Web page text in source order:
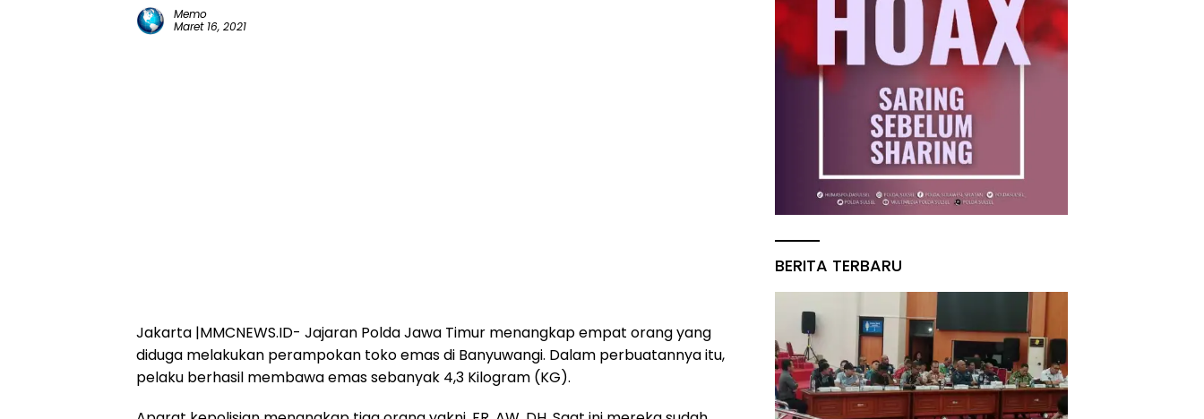
Memo
Maret 16, 2021
Jakarta |MMCNEWS.ID- Jajaran Polda Jawa Timur menangkap empat orang yang
diduga melakukan perampokan toko emas di Banyuwangi. Dalam perbuatannya itu,
pelaku berhasil membawa emas sebanyak 4,3 Kilogram (KG).
BERITA TERBARU